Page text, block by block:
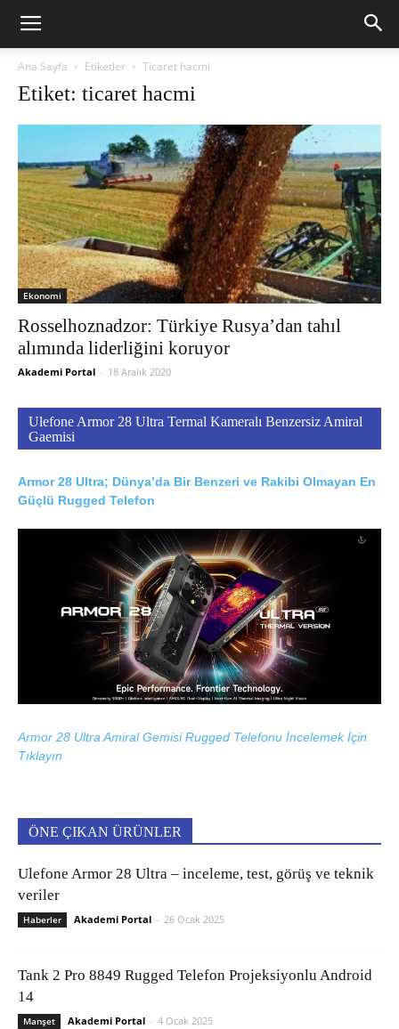
Ana Sayfa Etiketler Ticaret hacmi
Etiket: ticaret hacmi
Ekonomi
Rosselhoznadzor: Türkiye Rusya’dan tahıl
alımında liderliğini koruyor
Akademi Portal - 18 Aralık 2020
Ulefone Armor 28 Ultra Termal Kameralı Benzersiz Amiral
Gaemisi
Armor 28 Ultra; Dünya’da Bir Benzeri ve Rakibi Olmayan En
Güçlü Rugged Telefon
Armor 28 Ultra Amiral Gemisi Rugged Telefonu İncelemek İçin
Tıklayın
ÖNE ÇIKAN ÜRÜNLER
Ulefone Armor 28 Ultra – inceleme, test, görüş ve teknik
veriler
Haberler Akademi Portal - 26 Ocak 2025
Tank 2 Pro 8849 Rugged Telefon Projeksiyonlu Android
14
Manşet Akademi Portal - 4 Ocak 2025